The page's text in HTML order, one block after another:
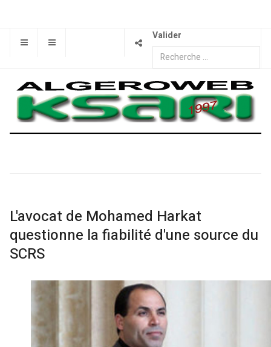
Valider
L'avocat de Mohamed Harkat
questionne la fiabilité d'une source du
SCRS